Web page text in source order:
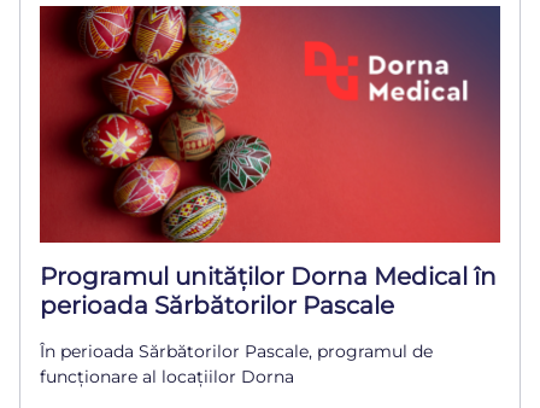
Programul unităților Dorna Medical în
perioada Sărbătorilor Pascale
În perioada Sărbătorilor Pascale, programul de
funcționare al locațiilor Dorna